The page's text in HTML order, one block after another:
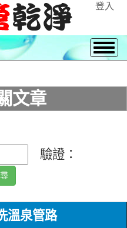
登入
文章
驗證：
溫泉管路